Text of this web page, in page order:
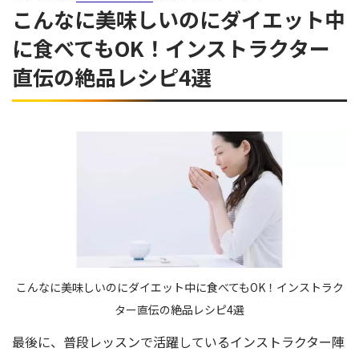
こんなに美味しいのにダイエット中
に食べてもOK！インストラクター
直伝の絶品レシピ4選
こんなに美味しいのにダイエット中に食べてもOK！インストラク
ター直伝の絶品レシピ4選
最後に、普段レッスンで活躍しているインストラクター陣